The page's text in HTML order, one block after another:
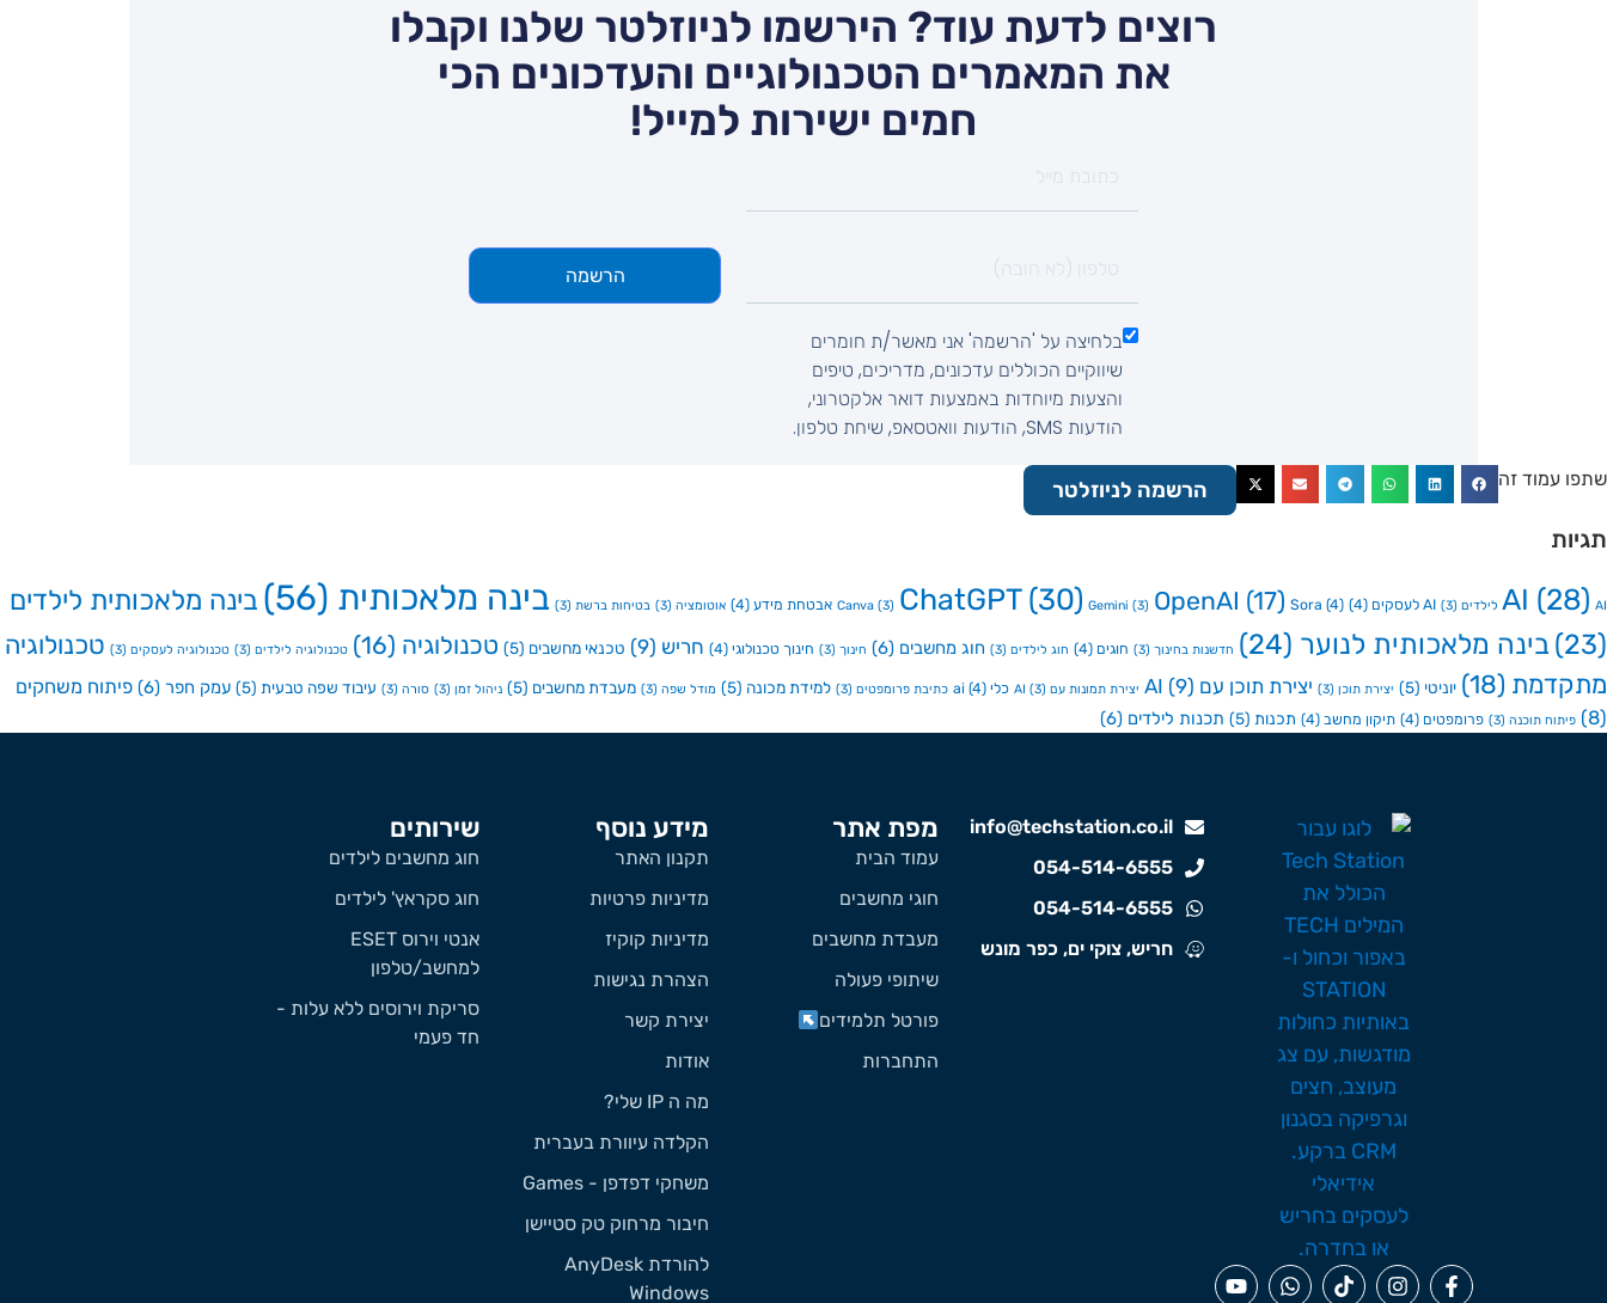
רוצים לדעת עוד? הירשמו לניוזלטר שלנו וקבלו
את המאמרים הטכנולוגיים והעדכונים הכי
חמים ישירות למייל!
בלחיצה על 'הרשמה' אני מאשר/ת חומרים
שיווקיים הכוללים עדכונים, מדריכים, טיפים
והצעות מיוחדות באמצעות דואר אלקטרוני,
הודעות SMS, הודעות וואטסאפ, שיחת טלפון.
הרשמה
שתפו עמוד זה הרשמה לניוזלטר
תגיות
AI (28) AI לילדים (3) AI לעסקים (4)
Canva (3) ChatGPT(30) Gemini (3) OpenAI (17) Sora (4) אבטחת מידע (4) אוטומציה (3) בטיחות ברשת (3) בינה מלאכותית (56)
בינה מלאכותית לילדים
(23)
בינה מלאכותית לנוער (24) חדשנות בחינוך (3) חוגים (4) חוג לילדים (3) חוג מחשבים (6) חינוך (3) חינוך טכנולוגי (4) חריש (9) טכנאי מחשבים (5) טכנולוגיה (16) טכנולוגיה לילדים (3) טכנולוגיה לעסקים (3)
טכנולוגיה
מתקדמת (18) יוניטי (5) יצירת תוכן (3) יצירת תוכן עם AI (9) יצירת תמונות עם AI (3) כלי ai (4) כתיבת פרומפטים (3) למידת מכונה (5) מודל שפה (3) מעבדת מחשבים (5) ניהול זמן (3) סורה (3) עיבוד שפה טבעית (5) עמק חפר (6)
פיתוח משחקים
(8)
פיתוח תוכנה (3) פרומפטים (4) תיקון מחשב (4) תכנות (5) תכנות לילדים (6)
info@techstation.co.il
054-514-6555
054-514-6555
חריש, צוקי ים, כפר מונש
מפת אתר
עמוד הבית
חוגי מחשבים
מעבדת מחשבים
שיתופי פעולה
פורטל תלמידים
התחברות
מידע נוסף
תקנון האתר
מדיניות פרטיות
מדיניות קוקיז
הצהרת נגישות
יצירת קשר
אודות
מה ה IP שלי?
הקלדה עיוורת בעברית
משחקי דפדפן - Games
חיבור מרחוק טק סטיישן
להורדת AnyDesk
Windows
שירותים
חוג מחשבים לילדים
חוג סקראץ' לילדים
אנטי וירוס ESET
למחשב/טלפון
סריקת וירוסים ללא עלות -
חד פעמי